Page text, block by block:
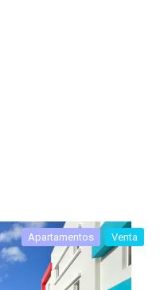
Apartamentos Venta